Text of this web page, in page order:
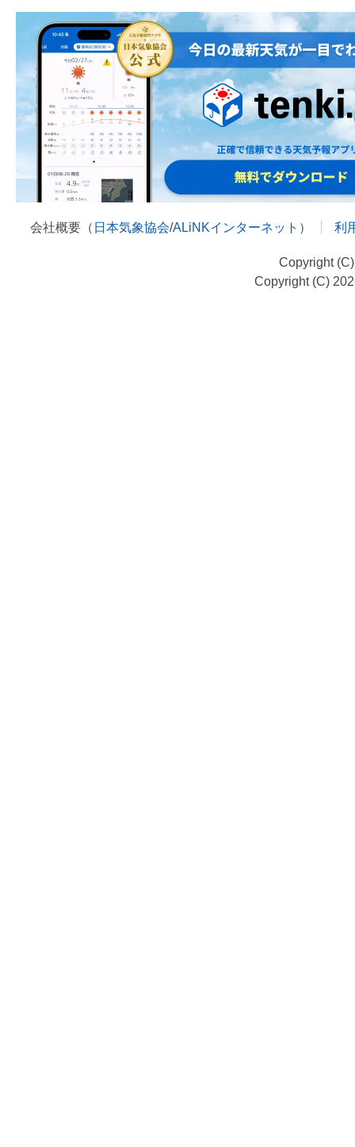
会社概要（ 日本気象協会/ALiNKインターネット ） 利
Copyright
Copyright (C)